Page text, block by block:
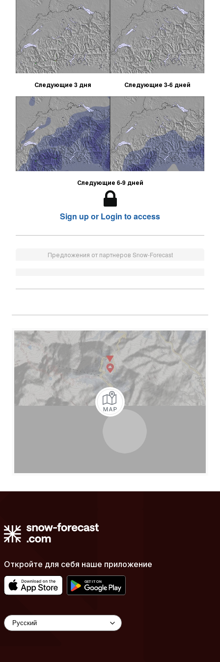
Следующие 3 дня Следующие 3-6 дней
Следующие 6-9 дней
Sign up or Login to access
Предложения от партнеров Snow-Forecast
Откройте для себя наше приложение